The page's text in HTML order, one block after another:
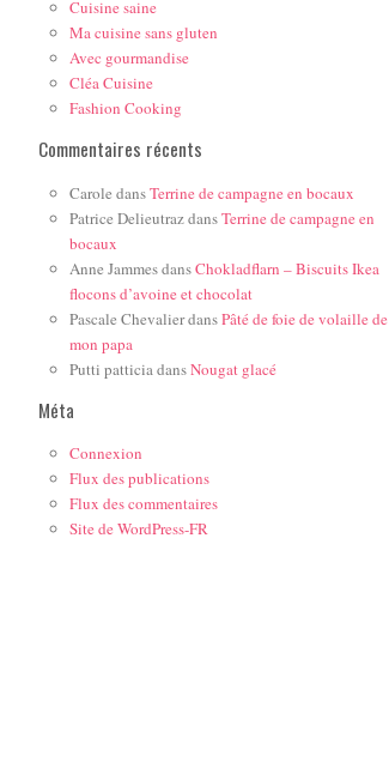
Cuisine saine
Ma cuisine sans gluten
Avec gourmandise
Cléa Cuisine
Fashion Cooking
Commentaires récents
Carole dansTerrine de campagne en bocaux
Patrice DelieutrazdansTerrine de campagne en
bocaux
Anne JammesdansChokladflarn – Biscuits Ikea
flocons d’avoine et chocolat
Pascale ChevalierdansPâté de foie de volaille de
mon papa
Putti patticiadansNougat glacé
Méta
Connexion
Flux des publications
Flux des commentaires
Site de WordPress-FR